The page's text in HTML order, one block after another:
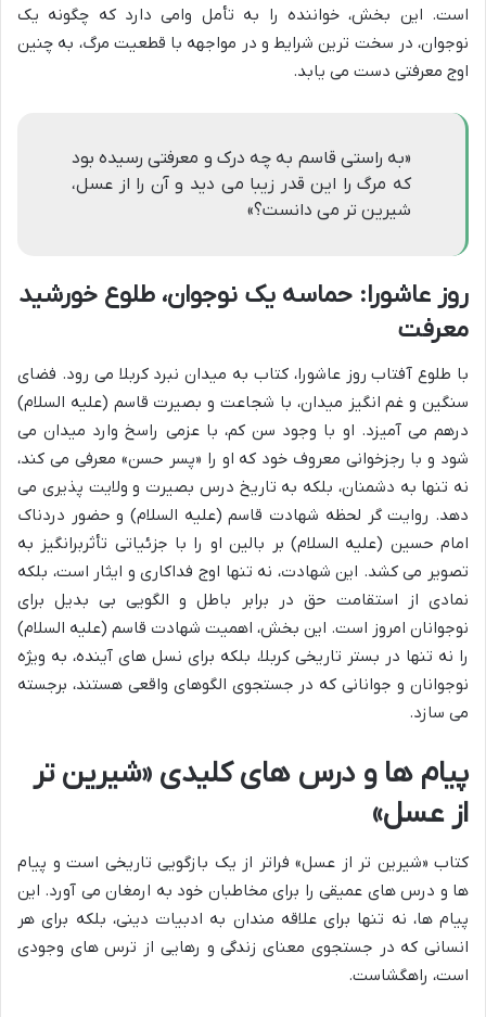
است. این بخش، خواننده را به تأمل وامی دارد که چگونه یک
نوجوان، در سخت ترین شرایط و در مواجهه با قطعیت مرگ، به چنین
اوج معرفتی دست می یابد.
«به راستی قاسم به چه درک و معرفتی رسیده بود
که مرگ را این قدر زیبا می دید و آن را از عسل،
شیرین تر می دانست؟»
روز عاشورا: حماسه یک نوجوان، طلوع خورشید
معرفت
با طلوع آفتاب روز عاشورا، کتاب به میدان نبرد کربلا می رود. فضای
سنگین و غم انگیز میدان، با شجاعت و بصیرت قاسم (علیه السلام)
درهم می آمیزد. او با وجود سن کم، با عزمی راسخ وارد میدان می
شود و با رجزخوانی معروف خود که او را «پسر حسن» معرفی می کند،
نه تنها به دشمنان، بلکه به تاریخ درس بصیرت و ولایت پذیری می
دهد. روایت گر لحظه شهادت قاسم (علیه السلام) و حضور دردناک
امام حسین (علیه السلام) بر بالین او را با جزئیاتی تأثربرانگیز به
تصویر می کشد. این شهادت، نه تنها اوج فداکاری و ایثار است، بلکه
نمادی از استقامت حق در برابر باطل و الگویی بی بدیل برای
نوجوانان امروز است. این بخش، اهمیت شهادت قاسم (علیه السلام)
را نه تنها در بستر تاریخی کربلا، بلکه برای نسل های آینده، به ویژه
نوجوانان و جوانانی که در جستجوی الگوهای واقعی هستند، برجسته
می سازد.
پیام ها و درس های کلیدی «شیرین تر
از عسل»
کتاب «شیرین تر از عسل» فراتر از یک بازگویی تاریخی است و پیام
ها و درس های عمیقی را برای مخاطبان خود به ارمغان می آورد. این
پیام ها، نه تنها برای علاقه مندان به ادبیات دینی، بلکه برای هر
انسانی که در جستجوی معنای زندگی و رهایی از ترس های وجودی
است، راهگشاست.